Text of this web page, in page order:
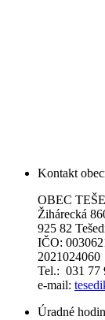
Kontakt
OBEC
Žihárecká
925 82
IČO:
2021024060
Tel.: 031 77
e-mail:
Úradné